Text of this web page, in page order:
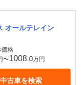
オールテレイン
価格
〜1008 .0万円
中古車を検索